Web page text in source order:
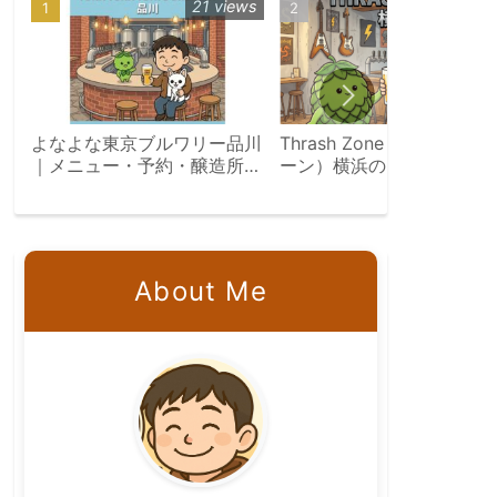
よなよな東京ブルワリー品川
｜メニュー・予約・醸造所見
21 views
Thrash Zone（スラッシュ
ーン）横浜のブルーパブ完
すすめビール【2026年版
About Me